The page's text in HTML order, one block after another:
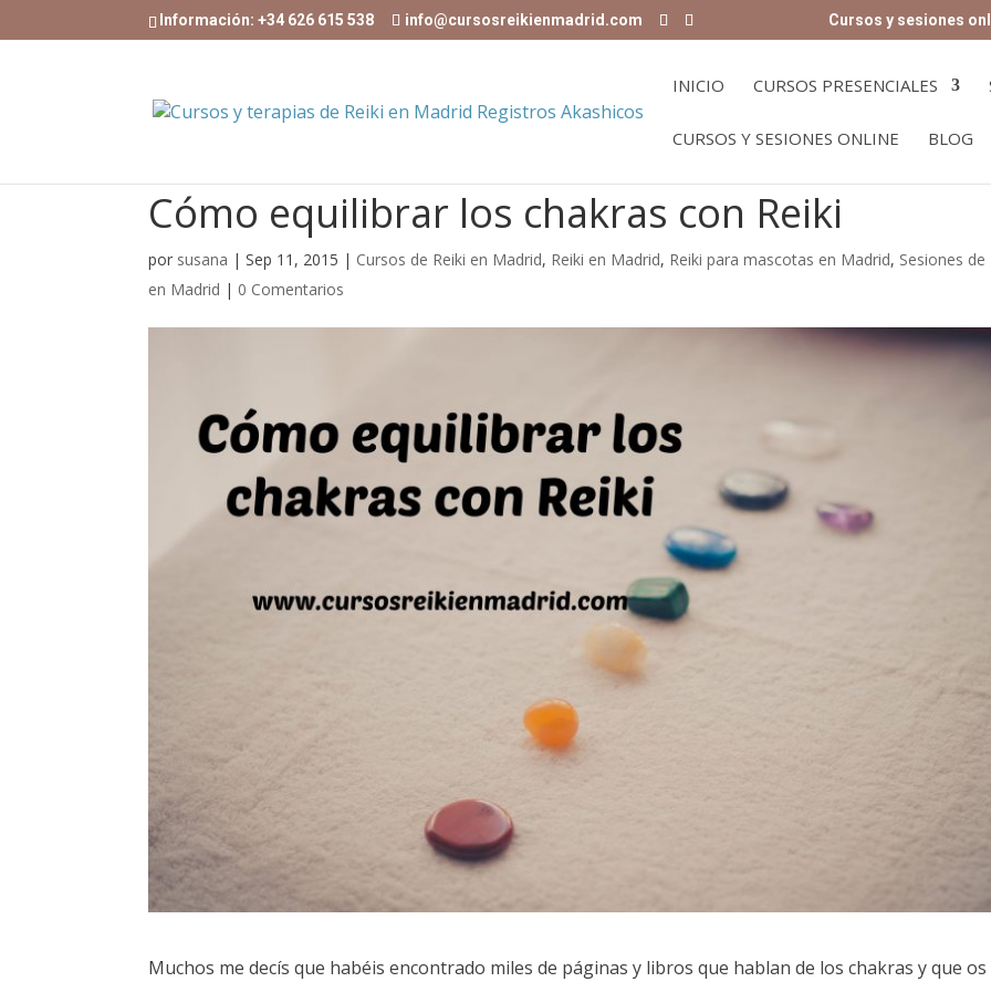
Información: +34 626 615 538 info@cursosreikienmadrid.com Cursos y sesiones
INICIO CURSOS PRESENCIALES
CURSOS Y SESIONES ONLINE BLOG
Cómo equilibrar los chakras con Reiki
por susana |Sep 11, 2015 | Cursos de Reiki en Madrid, Reiki en Madrid, Reiki para mascotas en Madrid, Sesiones de
en Madrid | 0 Comentarios
Muchos me decís que habéis encontrado miles de páginas y libros que hablan de los chakras y que os